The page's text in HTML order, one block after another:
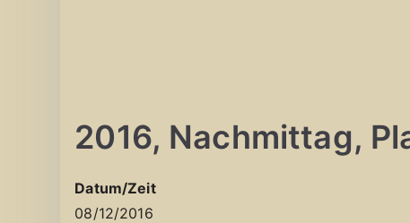
2016, Nachmittag,
Datum/Zeit
08/12/2016